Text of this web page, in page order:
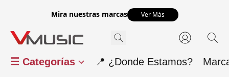
Mira nuestras marcas Ver Más
☰ Categorías 📍 ¿Donde Estamos?